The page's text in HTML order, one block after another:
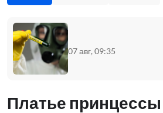
07 авг, 09:35
Платье